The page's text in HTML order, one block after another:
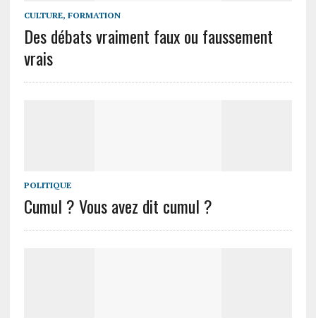
CULTURE, FORMATION
Des débats vraiment faux ou faussement
vrais
POLITIQUE
Cumul ? Vous avez dit cumul ?